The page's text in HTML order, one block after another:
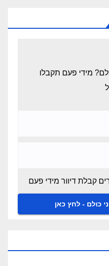
מידי פעם תקבלו